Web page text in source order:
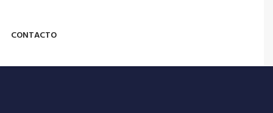
CONTACTO